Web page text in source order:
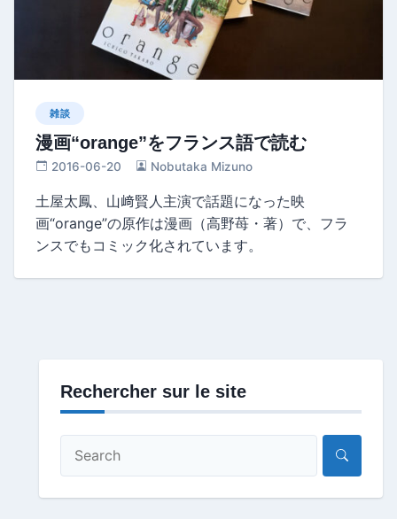
雑談
漫画“orange”をフランス語で読む
2016-06-20 Nobutaka Mizuno
土屋太鳳、山﨑賢人主演で話題になった映
画“orange”の原作は漫画（高野苺・著）で、フラ
ンスでもコミック化されています。
Rechercher sur le site